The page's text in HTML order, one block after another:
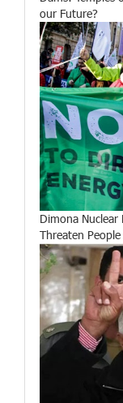
our Future?
Dimona Nuclear
Threaten